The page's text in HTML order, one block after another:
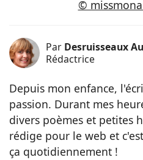
©
Par Desruisseaux
Rédactrice
Depuis mon enfance,
passion. Durant mes
divers poèmes et petites
rédige pour le web et
ça quotidiennement !